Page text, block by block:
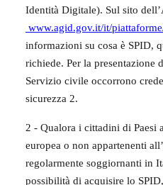
Identità Digitale). Sul sito
www.agid.gov.it/it/
informazioni su cosa è SPID,
richiede. Per la presentazione
Servizio civile occorrono
sicurezza 2.
2 - Qualora i cittadini di Paesi
europea o non appartenenti
regolarmente soggiornanti in
possibilità di acquisire lo